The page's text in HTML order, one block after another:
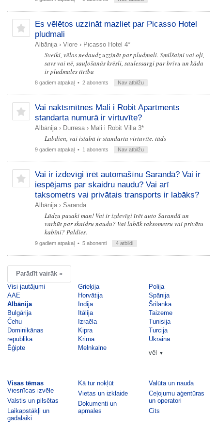
Es vēlētos uzzināt mazliet par Picasso Hotel
pludmali
Albānija › Vlore › Picasso Hotel 4*
Sveiki, vēlos nedaudz uzzināt par pludmali. Smilšaini vai oļi,
savs vai nē, sauļošanās krēsli, saulessargi par brīvu un kāda
ir pludmales tīrība
8 gadiem atpakaļ • 2 abonents Nav atbilžu
Vai naktsmītnes Mali i Robit Apartments
standarta numurā ir virtuvīte?
Albānija › Durresa › Mali i Robit Villa 3*
Labdien, vai istabā ir standarta virtuvīte. tāds
9 gadiem atpakaļ • 1 abonents Nav atbilžu
Vai ir izdevīgi īrēt automašīnu Sarandā? Vai ir
iespējams par skaidru naudu? Vai arī
taksometrs vai privātais transports ir labāks?
Albānija › Saranda
Lūdzu pasaki man! Vai ir izdevīgi īrēt auto Sarandā un
varbūt par skaidru naudu? Vai labāk taksometru vai privātu
kabīni? Paldies.
9 gadiem atpakaļ • 5 abonenti 4 atbildi
Parādīt vairāk »
Visi jautājumi
AAE
Albānija
Bulgārija
Čehu
Dominikānas
republika
Ēģipte
Grieķija
Horvātija
Indija
Itālija
Izraēla
Kipra
Krima
Melnkalne
Polija
Spānija
Šrilanka
Taizeme
Tunisija
Turcija
Ukraina
vēl
▼
Visas tēmas
Viesnīcas izvēle
Valstis un pilsētas
Laikapstākļi un
gadalaiki
Kā tur nokļūt
Vietas un izklaide
Dokumenti un
apmales
Valūta un nauda
Ceļojumu aģentūras
un operatori
Cits